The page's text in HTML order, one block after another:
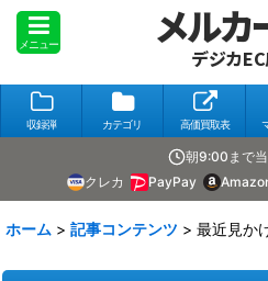
メニュー メルカ
デジカ
収録弾 カテゴリ 高価買取表
朝9:00まで
クレカ
PayPay
ホーム > 記事コンテンツ > 最近見か